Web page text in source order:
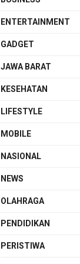
ENTERTAINMENT
GADGET
JAWA BARAT
KESEHATAN
LIFESTYLE
MOBILE
NASIONAL
NEWS
OLAHRAGA
PENDIDIKAN
PERISTIWA